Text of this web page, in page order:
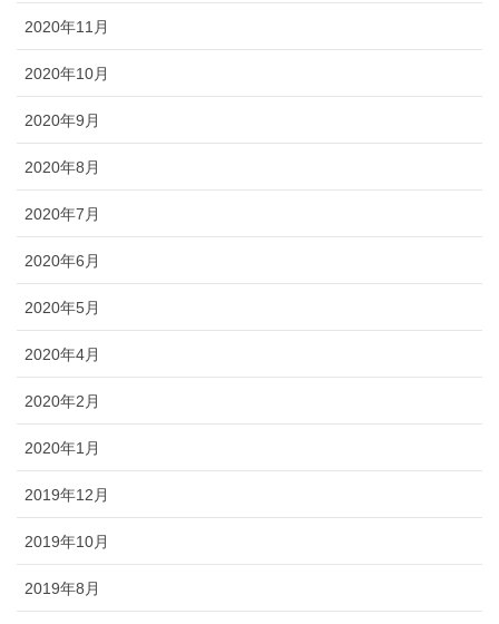
2020年11月
2020年10月
2020年9月
2020年8月
2020年7月
2020年6月
2020年5月
2020年4月
2020年2月
2020年1月
2019年12月
2019年10月
2019年8月